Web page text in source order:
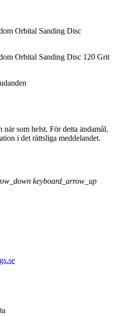
som helst. För detta ändamål,
i det rättsliga meddelandet.
keyboard_arrow_up